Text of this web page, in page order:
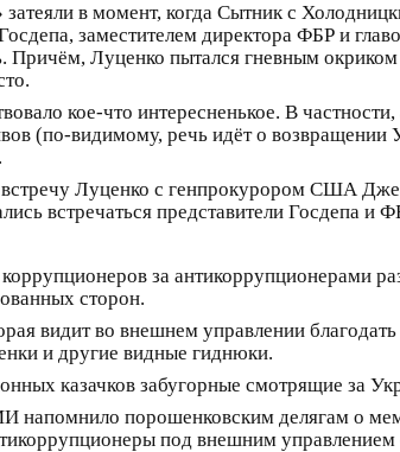
затеяли в момент, когда Сытник с
заместителем директора ФБР и
Причём, Луценко пытался гневным окриком
кое-что интересненькое. В
(по-видимому, речь идёт о возвращении
встречу Луценко с генпрокурором США
встречаться представители Госдепа и
за антикоррупционерами
сторон.
видит во внешнем управлении
и другие видные гиднюки.
казачков забугорные смотрящие за
напомнило порошенковским делягам о
под внешним